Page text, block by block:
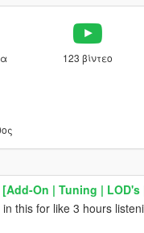
123 βίντεο
On | Tuning |
this for like 3 hours